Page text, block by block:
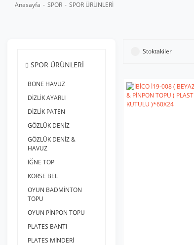
Anasayfa SPOR SPOR ÜRÜNLERİ
SPOR ÜRÜNLERİ
BONE HAVUZ
DİZLİK AYARLI
DİZLİK PATEN
GÖZLÜK DENİZ
GÖZLÜK DENİZ &
HAVUZ
İĞNE TOP
KORSE BEL
OYUN BADMİNTON
TOPU
OYUN PİNPON TOPU
PLATES BANTI
PLATES MİNDERİ
Stoktakiler